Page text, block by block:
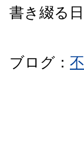
書き綴る
ブログ：